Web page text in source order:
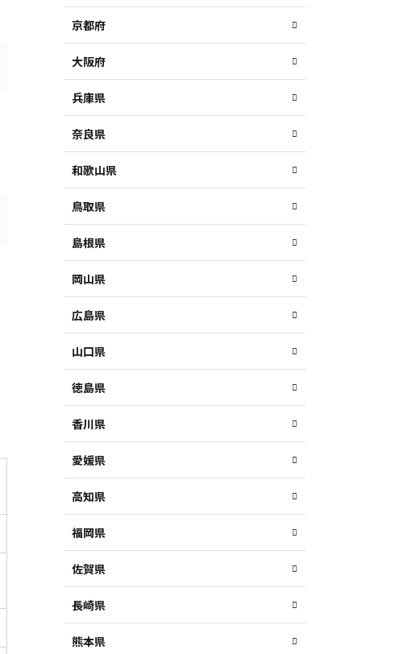
京都府
大阪府
兵庫県
奈良県
和歌山県
鳥取県
島根県
岡山県
広島県
山口県
徳島県
香川県
愛媛県
高知県
福岡県
佐賀県
長崎県
熊本県